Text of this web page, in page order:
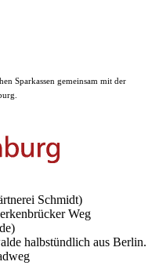
Sparkassen gemeinsam mit der
Schmidt)
Weg
halbstündlich aus Berlin.